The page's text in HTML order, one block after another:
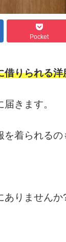
Pocket
借りられる
きます。
着られるの
ありませんか